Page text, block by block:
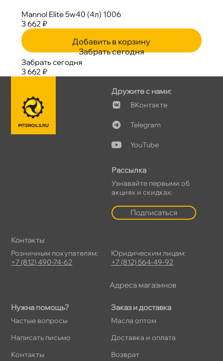
Mannol Elite 5w40 (4л) 1006
3 662 ₽
Добавить в корзину
Забрать сегодня
Забрать сегодня
3 662 ₽
Нужна помощь?
Частые вопросы
Написать письмо
Контакты
Заказ и доставка
Масла оптом
Доставка и оплата
озврат
Дружите с нами:
Контакте
Telegram
YouTube
Рассылка
Узнавайте первыми о
акциях и скидках:
Подписаться
Контакты
Розничным покупателям:
+7 (812) 490-74-62
Юридическим лицам:
+7 (812) 564-49-92
Адреса магазино